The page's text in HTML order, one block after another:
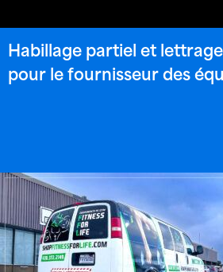
Habillage partiel et
pour le fournisseur des